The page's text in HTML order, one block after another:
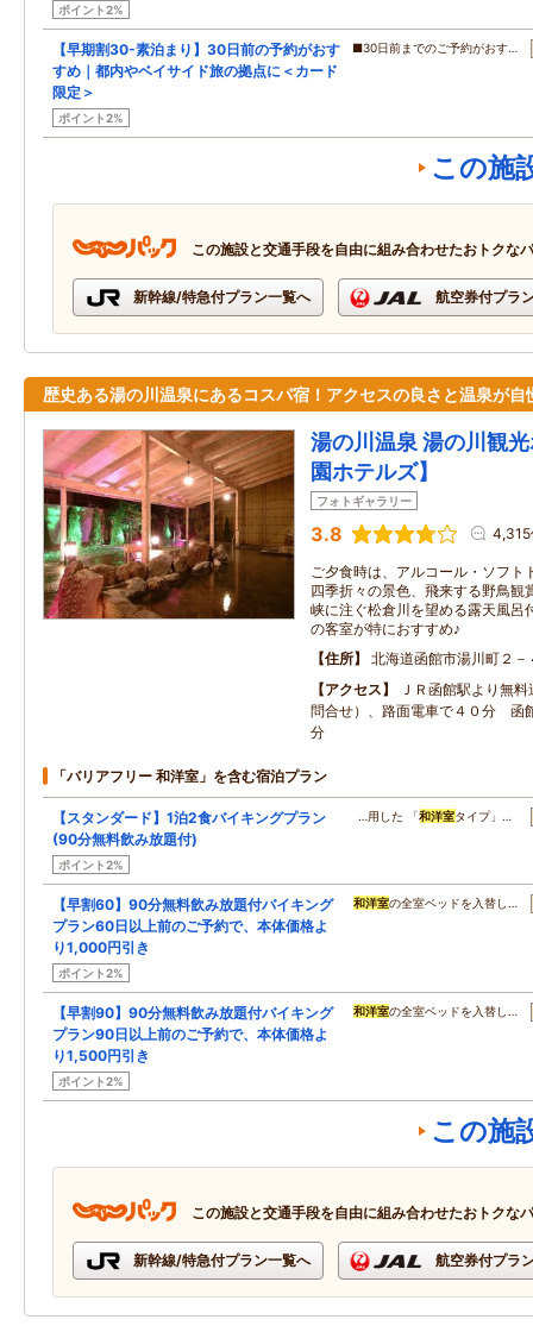
ポイント2%
【早期割30-素泊まり】30日前の予約がおす
すめ｜都内やベイサイド旅の拠点に＜カード
限定＞
ポイント2%
■30日前までのご予約がおす…
この施
この施設と交通手段を自由に組み合わせたおトクな
新幹線/特急付プラン一覧へ 航空券付プラ
歴史ある湯の川温泉にあるコスパ宿！アクセスの良さと温泉が自
湯の川温泉 湯の川観
園ホテルズ】
フォトギャラリー
3.8 4,315
ご夕食時は、アルコール・ソフ
四季折々の景色、飛来する野鳥観
峡に注ぐ松倉川を望める露天風呂
の客室が特におすすめ♪
住所
北海道函館市湯川町２－
アクセス
ＪＲ函館駅より無
問合せ）、路面電車で４０分 函
分
「バリアフリー 和洋室」を含む宿泊プラン
【スタンダード】1泊2食バイキングプラン
(90分無料飲み放題付)
ポイント2%
…用した 「和洋室タイプ」…
【早割60】90分無料飲み放題付バイキング
プラン60日以上前のご予約で、本体価格よ
り1,000円引き
ポイント2%
和洋室の全室ベッドを入替し…
【早割90】90分無料飲み放題付バイキング
プラン90日以上前のご予約で、本体価格よ
り1,500円引き
ポイント2%
和洋室の全室ベッドを入替し…
この施
この施設と交通手段を自由に組み合わせたおトクな
新幹線/特急付プラン一覧へ 航空券付プラ